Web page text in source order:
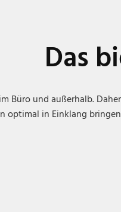
Das
Büro und außerhalb.
optimal in Einklang